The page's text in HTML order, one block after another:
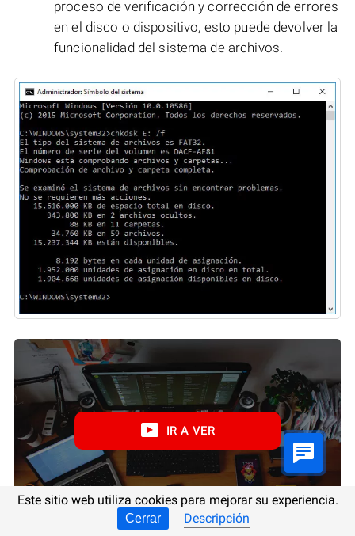
proceso de verificación y corrección de errores
en el disco o dispositivo, esto puede devolver la
funcionalidad del sistema de archivos.
IR A VER
Este sitio web utiliza cookies para mejorar su experiencia.
Cerrar Descripción